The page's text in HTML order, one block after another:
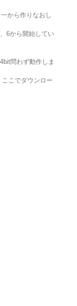
から作りなおし
6から開始してい
問わず動作しま
こでダウンロー